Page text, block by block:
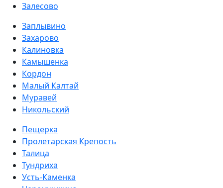
Залесово
Заплывино
Захарово
Калиновка
Камышенка
Кордон
Малый Калтай
Муравей
Никольский
Пещерка
Пролетарская Крепость
Талица
Тундриха
Усть-Каменка